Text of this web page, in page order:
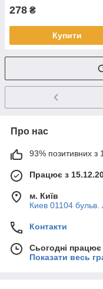
278 ₴
Купити
Про нас
93% позитивних з
Працює з
м. Київ
Киев 01104 бульв.
Контакти
Сьогодні
Показати весь